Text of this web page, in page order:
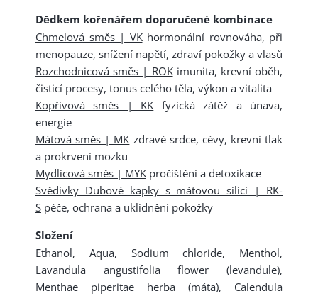
Dědkem kořenářem doporučené kombinace
Chmelová směs | VKhormonální rovnováha, při
menopauze, snížení napětí, zdraví pokožky a vlasů
Rozchodnicová směs | ROKimunita, krevní oběh,
čisticí procesy, tonus celého těla, výkon a vitalita
Kopřivová směs | KK fyzická zátěž a únava,
energie
Mátová směs | MK zdravé srdce, cévy, krevní tlak
a prokrvení mozku
Mydlicová směs | MYK pročištění a detoxikace
Svědivky Dubové kapky s mátovou silicí | RK-
S péče, ochrana a uklidnění pokožky
Složení
Ethanol, Aqua, Sodium chloride, Menthol,
Lavandula angustifolia flower (levandule),
Menthae piperitae herba (máta), Calendula